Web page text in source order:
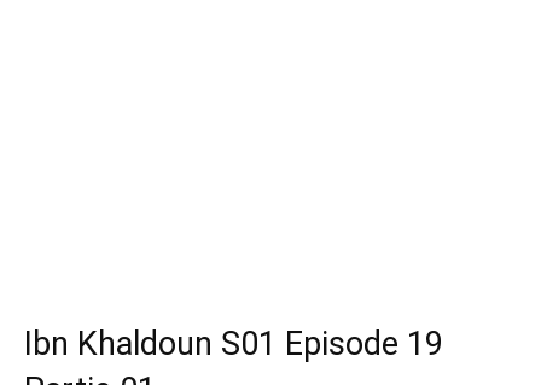
Ibn Khaldoun S01 Episode 19